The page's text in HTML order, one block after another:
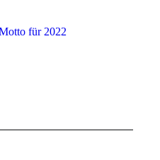
für 2022